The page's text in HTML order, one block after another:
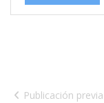
Publicación previa